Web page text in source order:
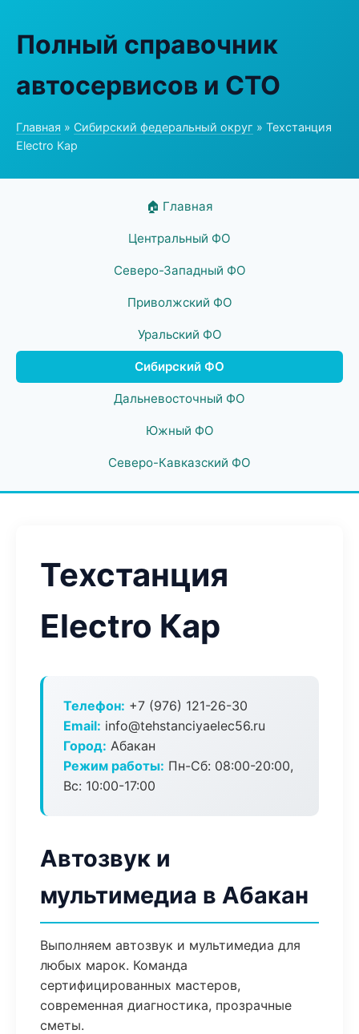
Полный справочник
автосервисов и СТО
Главная » Сибирский федеральный округ » Техстанция
Electro Кар
🏠 Главная
Центральный ФО
Северо-Западный ФО
Приволжский ФО
Уральский ФО
Сибирский ФО
Дальневосточный ФО
Южный ФО
Северо-Кавказский ФО
Техстанция
Electro Кар
Телефон: +7 (976) 121-26-30
Email: info@tehstanciyaelec56.ru
Город: Абакан
Режим работы: Пн-Сб: 08:00-20:00,
Вс: 10:00-17:00
Автозвук и
мультимедиа в Абакан
Выполняем автозвук и мультимедиа для
любых марок. Команда
сертифицированных мастеров,
современная диагностика, прозрачные
сметы.